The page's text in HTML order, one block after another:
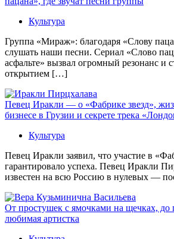
Культура
Группа «Мираж»: благодаря «Слову
слушать наши песни. Сериал «Слово
асфальте» вызвал огромный резонанс и
открытием […]
Певец Иракли — о «Фабрике звезд»,
бизнесе в Грузии и секрете трека
Культура
Певец Иракли заявил, что участие в
гарантировало успеха. Певец Иракли
известен на всю Россию в нулевых —
От простушек с ямочками на щечках, до
любимая артистка